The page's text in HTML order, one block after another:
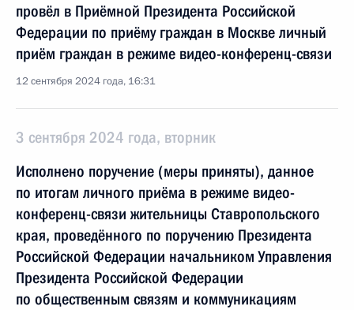
провёл в Приёмной Президента Российской
Федерации по приёму граждан в Москве личный
приём граждан в режиме видео-конференц-связи
12 сентября 2024 года, 16:31
3 сентября 2024 года, вторник
Исполнено поручение (меры приняты), данное
по итогам личного приёма в режиме видео-
конференц-связи жительницы Ставропольского
края, проведённого по поручению Президента
Российской Федерации начальником Управления
Президента Российской Федерации
по общественным связям и коммуникациям